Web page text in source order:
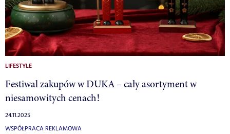
LIFESTYLE
Festiwal zakupów w DUKA – cały asortyment w
niesamowitych cenach!
24.11.2025
WSPÓŁPRACA REKLAMOWA